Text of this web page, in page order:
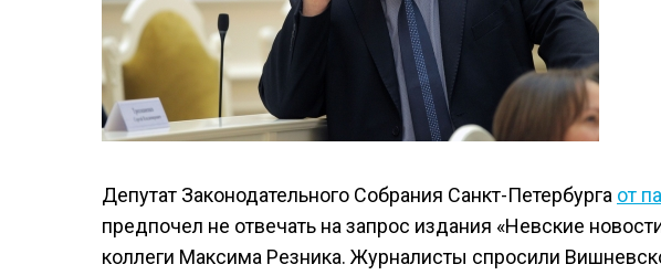
Депутат Законодательного Собрания Санкт-Петербурга от
предпочел не отвечать на запрос издания «Невские
коллеги Максима Резника. Журналисты спросили